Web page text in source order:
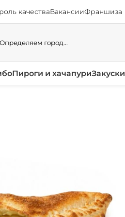
качестваВакансииФраншиза
Определяем город...
Пироги и хачапуриЗакуски